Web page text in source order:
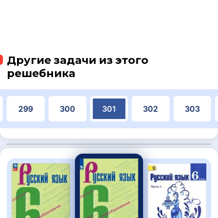
Другие задачи из этого
решебника
299 300 301 302 303